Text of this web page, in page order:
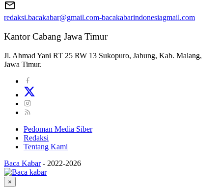
redaksi.bacakabar@gmail.com-bacakabarindonesiagmail.com
Kantor Cabang Jawa Timur
Jl. Ahmad Yani RT 25 RW 13 Sukopuro, Jabung, Kab. Malang,
Jawa Timur.
Pedoman Media Siber
Redaksi
Tentang Kami
Baca Kabar - 2022-2026
×